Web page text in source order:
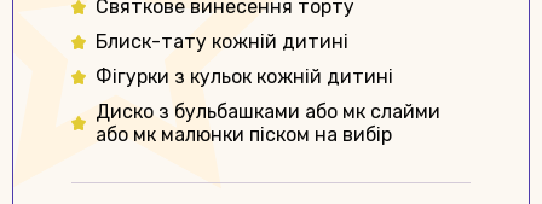
Cвяткове винесення торту
Блиск-тату кожній дитині
Фігурки з кульок кожній дитині
Диско з бульбашками або мк слайми
або мк малюнки піском на вибір